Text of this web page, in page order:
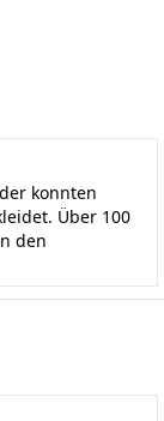
konnten
Über 100
den